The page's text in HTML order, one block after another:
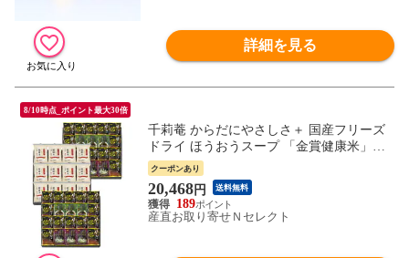
詳細を見る
8/10時点_ポイント最大30倍
千莉菴 からだにやさしさ＋ 国産フリーズ
ドライ ほうおうスープ 「金賞健康米」セ
ット FD3SR-1605【北海道・沖縄県・離島
配送不可】
クーポンあり
20,468円 送料無料
189
産直お取り寄せＮセレクト